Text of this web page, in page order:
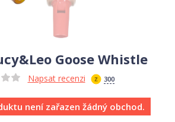
Goose Whistle
Napsat recenzi 300
není zařazen žádný obchod.